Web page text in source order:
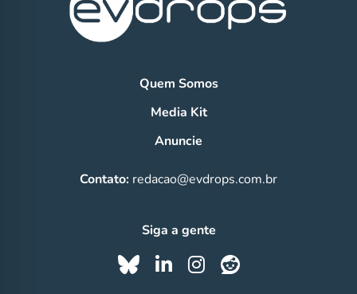
Quem Somos
Media Kit
Anuncie
Contato: redacao@evdrops.com.br
Siga a gente